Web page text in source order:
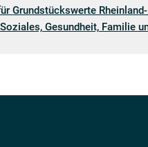
Grundstückswerte
Gesundheit, Familie